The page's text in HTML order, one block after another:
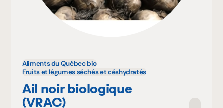
Aliments du Québec bio
Fruits et légumes séchés et déshydratés
Ail noir biologique
(VRAC)